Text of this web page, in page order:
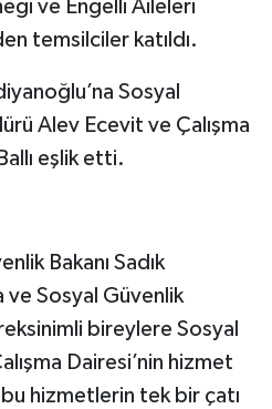
ve Engelli Aileleri
temsilciler katıldı.
Sosyal
Alev Ecevit ve Çalışma
eşlik etti.
Bakanı Sadık
ve Sosyal Güvenlik
bireylere Sosyal
Dairesi’nin hizmet
hizmetlerin tek bir çatı